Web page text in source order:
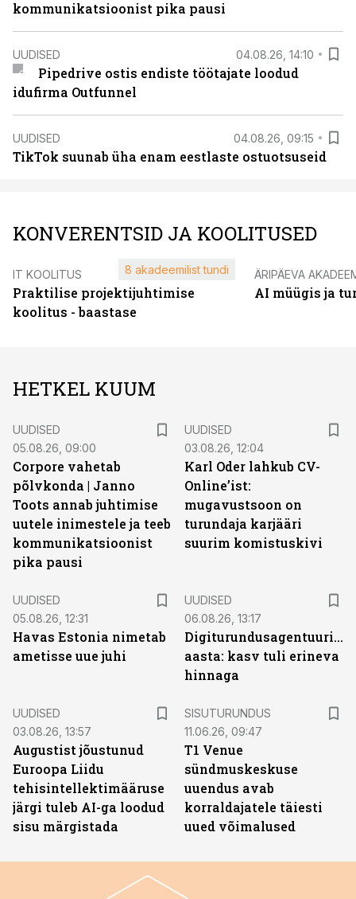
kommunikatsioonist pika pausi
UUDISED 04.08.26, 14:10
Pipedrive ostis endiste töötajate loodud
idufirma Outfunnel
UUDISED 04.08.26, 09:15
TikTok suunab üha enam eestlaste ostuotsuseid
KONVERENTSID JA KOOLITUSED
IT KOOLITUS
Praktilise projektijuhtimise
koolitus - baastase
8 akadeemilist tundi ÄRIPÄEVA
AI müügis ja
HETKEL KUUM
UUDISED
05.08.26, 09:00
Corpore vahetab
põlvkonda | Janno
Toots annab juhtimise
uutele inimestele ja teeb
kommunikatsioonist
pika pausi
UUDISED
03.08.26, 12:04
Karl Oder lahkub CV-
Online’ist:
mugavustsoon on
turundaja karjääri
suurim komistuskivi
UUDISED
05.08.26, 12:31
Havas Estonia nimetab
ametisse uue juhi
UUDISED
06.08.26, 13:17
Digiturundusagentuuride
aasta: kasv tuli erineva
hinnaga
UUDISED
03.08.26, 13:57
Augustist jõustunud
Euroopa Liidu
tehisintellektimääruse
järgi tuleb AI-ga loodud
sisu märgistada
SISUTURUNDUS
11.06.26, 09:47
T1 Venue
sündmuskeskuse
uuendus avab
korraldajatele täiesti
uued võimalused